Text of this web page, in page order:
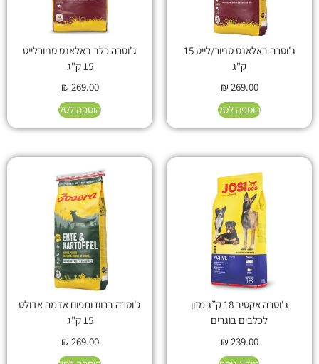
ג'וסרה באלאנס סניור/לייט 15
ק"ג
₪269.00
הוספה לסל
ג'וסרה כלב באלאנס סניורלייט
15 ק"ג
₪269.00
הוספה לסל
ג'וסרה אקטיב 18 ק”ג מזון
לכלבים בוגרים
₪239.00
ג'וסרה ברווז ותפוח אדמה אדולט
15 ק"ג
₪269.00